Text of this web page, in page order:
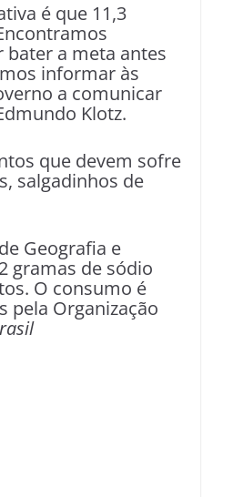
é que 11,3
a meta antes
informar às
a comunicar
Klotz.
que devem sofre
salgadinhos de
Geografia e
gramas de sódio
O consumo é
pela Organização